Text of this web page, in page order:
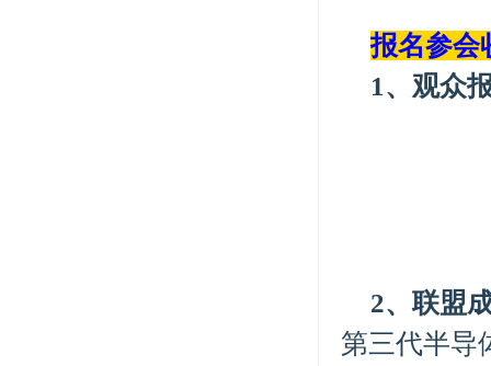
报名参会
1、观众
2、联盟
第三代半导